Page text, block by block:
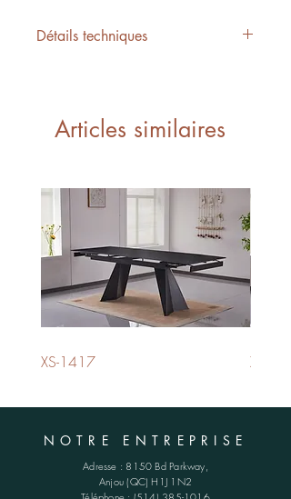
Détails techniques
Articles similaires
XS-1417 XS-
NOTRE ENTREPRISE
Adresse : 8150 Bd Parkway,
Anjou (QC)H1J 1N2
Téléphone : (514) 385-1016